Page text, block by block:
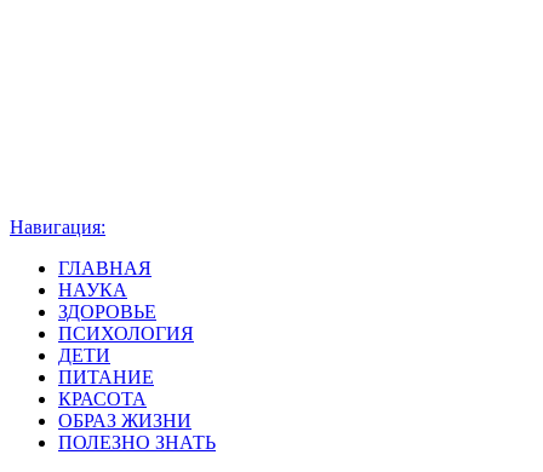
Навигация:
ГЛАВНАЯ
НАУКА
ЗДОРОВЬЕ
ПСИХОЛОГИЯ
ДЕТИ
ПИТАНИЕ
КРАСОТА
ОБРАЗ ЖИЗНИ
ПОЛЕЗНО ЗНАТЬ